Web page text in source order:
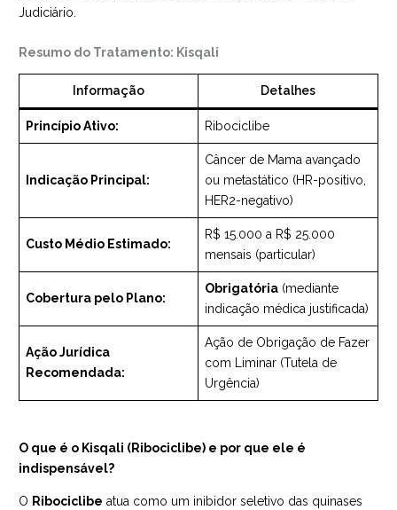
Judiciário.
Resumo do Tratamento: Kisqali
Informação Detalhes
Princípio Ativo: Ribociclibe
Indicação Principal:
Câncer de Mama avançado
ou metastático (HR-positivo,
HER2-negativo)
Custo Médio Estimado:
R$ 15.000 a R$ 25.000
mensais (particular)
Cobertura pelo Plano:
Obrigatória (mediante
indicação médica justificada)
Ação Jurídica
Recomendada:
Ação de Obrigação de Fazer
com Liminar (Tutela de
Urgência)
O que é o Kisqali (Ribociclibe) e por que ele é
indispensável?
O Ribociclibe atua como um inibidor seletivo das quinases